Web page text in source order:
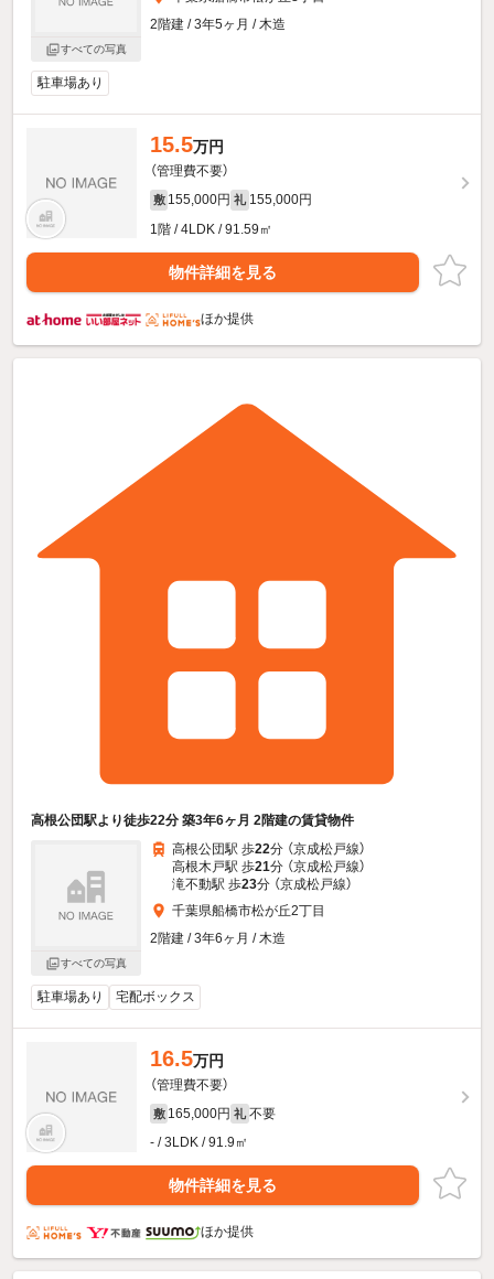
すべての写真
2階建 / 3年5ヶ月 / 木造
駐車場あり
15.5万円
（管理費不要）
敷 155,000円 礼 155,000円
1階 / 4LDK / 91.59㎡
物件詳細を見る
ほか提供
高根公団駅より徒歩22分 築3年6ヶ月 2階建の賃貸物件
すべての写真
高根公団駅 歩22分 （京成松戸線）
高根木戸駅 歩21分 （京成松戸線）
滝不動駅 歩23分 （京成松戸線）
千葉県船橋市松が丘2丁目
2階建 / 3年6ヶ月 / 木造
駐車場あり 宅配ボックス
16.5万円
（管理費不要）
敷 165,000円 礼 不要
- / 3LDK / 91.9㎡
物件詳細を見る
ほか提供